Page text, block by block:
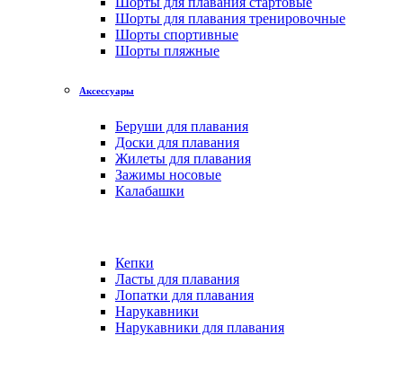
Шорты для плавания тренировочные
Шорты спортивные
Шорты пляжные
Аксессуары
Беруши для плавания
Доски для плавания
Жилеты для плавания
Зажимы носовые
Калабашки
Кепки
Ласты для плавания
Лопатки для плавания
Нарукавники
Нарукавники для плавания